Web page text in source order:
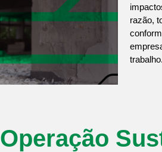
razão,
trabalho.
Operação